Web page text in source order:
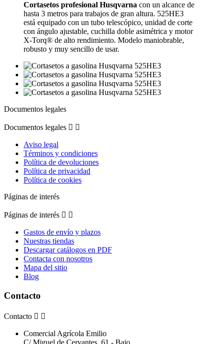
Cortasetos profesional Husqvarna con un alcance de
hasta 3 metros para trabajos de gran altura. 525HE3
está equipado con un tubo telescópico, unidad de corte
con ángulo ajustable, cuchilla doble asimétrica y motor
X-Torq® de alto rendimiento. Modelo maniobrable,
robusto y muy sencillo de usar.
Documentos legales
Documentos legales  
Aviso legal
Términos y condiciones
Política de devoluciones
Política de privacidad
Política de cookies
Páginas de interés
Páginas de interés  
Gastos de envío y plazos
Nuestras tiendas
Descargar catálogos en PDF
Contacta con nosotros
Mapa del sitio
Blog
Contacto
Contacto  
Comercial Agrícola Emilio
C/ Miguel de Cervantes, 61 - Bajo